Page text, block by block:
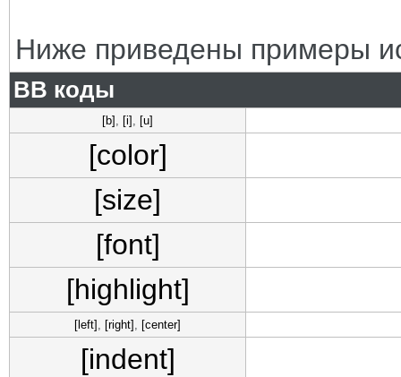
Ниже приведены примеры
BB коды
[b] , [i] , [u]
[color]
[size]
[font]
[highlight]
[left] , [right] , [center]
[indent]